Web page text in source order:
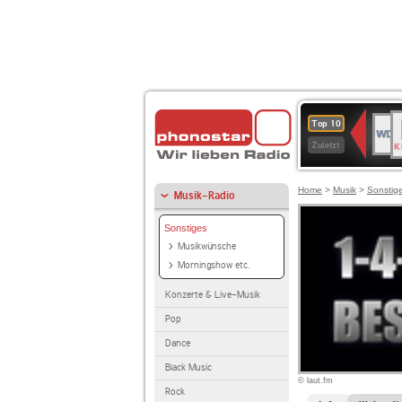
Top 10
Zuletzt
4
Musik-Radio
Sonstiges
Musikwünsche
Morningshow etc.
Konzerte & Live-Musik
Pop
Dance
Black Music
Rock
Home > Musik >
© laut.fm